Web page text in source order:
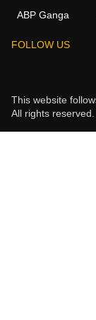
ABP Ganga
FOLLOW US
This website
All rights reserved.